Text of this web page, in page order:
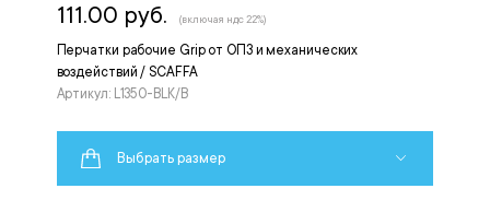
Перчатки рабочие Grip от ОПЗ и механических
воздействий / SCAFFA
Артикул: L1350-BLK/B
111.00 руб. (включая ндс 22%)
Выбрать размер